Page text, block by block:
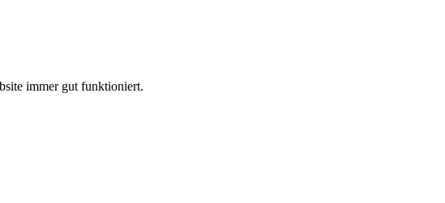
immer gut funktioniert.